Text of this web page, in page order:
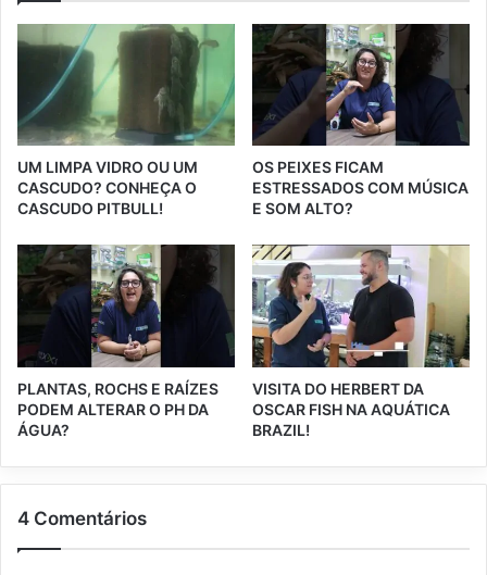
UM LIMPA VIDRO OU UM
CASCUDO? CONHEÇA O
CASCUDO PITBULL!
OS PEIXES FICAM
ESTRESSADOS COM MÚSICA
E SOM ALTO?
PLANTAS, ROCHS E RAÍZES
PODEM ALTERAR O PH DA
ÁGUA?
VISITA DO HERBERT DA
OSCAR FISH NA AQUÁTICA
BRAZIL!
4 Comentários